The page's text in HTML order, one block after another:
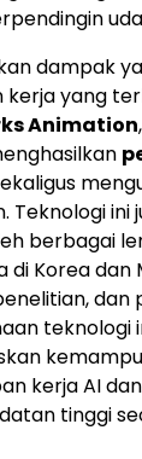
dampak
yang
Animation
Teknologi ini
berbagai
di Korea dan
dan
teknologi
kerja AI
tinggi